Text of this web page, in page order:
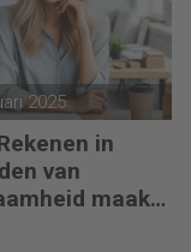
2025
in
van
maakt